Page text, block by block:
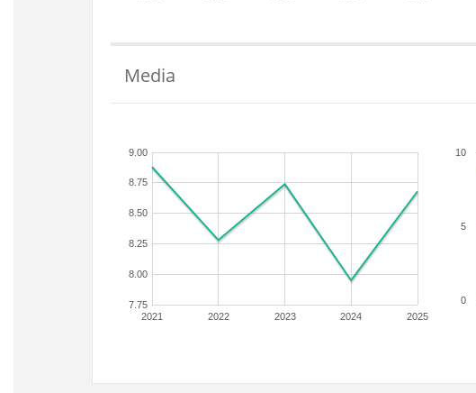
Media
2021 2022 2023 2024 2025
7.75
8.00
8.25
8.50
8.75
9.00
0
5
10